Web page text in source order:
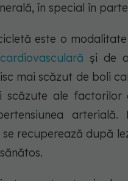
în special în
este o
și de
mai scăzut de boli
ale
arterială.
recuperează după